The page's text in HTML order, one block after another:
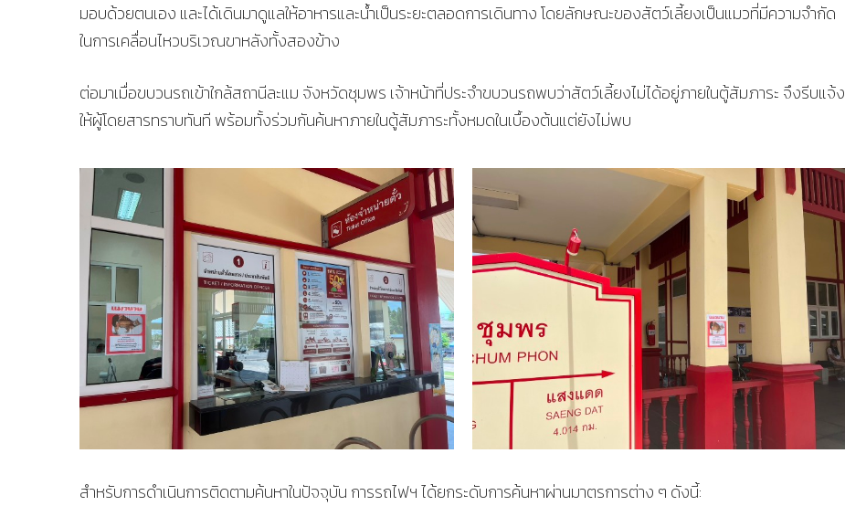
มอบด้วยตนเอง และได้เดินมาดูแลให้อาหารและน้ำเป็นระยะตลอดการเดินทาง โดยลักษณะของสัตว์เลี้ยงเป็นแมวที่มีความจำกัด
ในการเคลื่อนไหวบริเวณขาหลังทั้งสองข้าง
ต่อมาเมื่อขบวนรถเข้าใกล้สถานีละแม จังหวัดชุมพร เจ้าหน้าที่ประจำขบวนรถพบว่าสัตว์เลี้ยงไม่ได้อยู่ภายในตู้สัมภาระ จึงรีบแจ้ง
ให้ผู้โดยสารทราบทันที พร้อมทั้งร่วมกันค้นหาภายในตู้สัมภาระทั้งหมดในเบื้องต้นแต่ยังไม่พบ
สำหรับการดำเนินการติดตามค้นหาในปัจจุบัน การรถไฟฯ ได้ยกระดับการค้นหาผ่านมาตรการต่าง ๆ ดังนี้: